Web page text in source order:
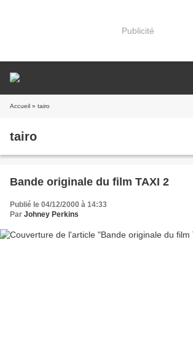
Publicité
Accueil » tairo
tairo
Bande originale du film TAXI 2
Publié le 04/12/2000 à 14:33
Par Johney Perkins